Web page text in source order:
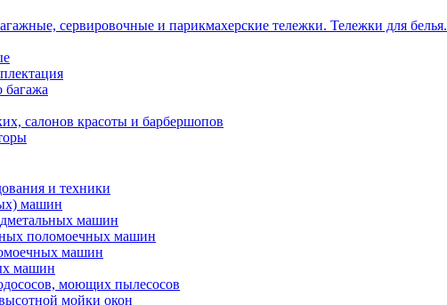
сервировочные и парикмахерские тележки. Тележки для белья.
багажа
салонов красоты и барбершопов
и техники
машин
машин
поломоечных машин
машин
машин
моющих пылесосов
мойки окон